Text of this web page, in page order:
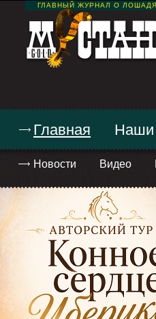
ГЛАВНЫЙ ЖУРНАЛ О
Главная
Новости Видео
Наши